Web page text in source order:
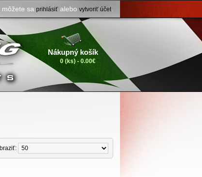
môžete sa prihlásiť alebo vytvoriť účet
Nákupný košík
0 (ks) - 0.00€